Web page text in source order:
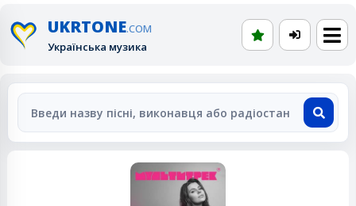
UKRTONE.COM
Українська музика